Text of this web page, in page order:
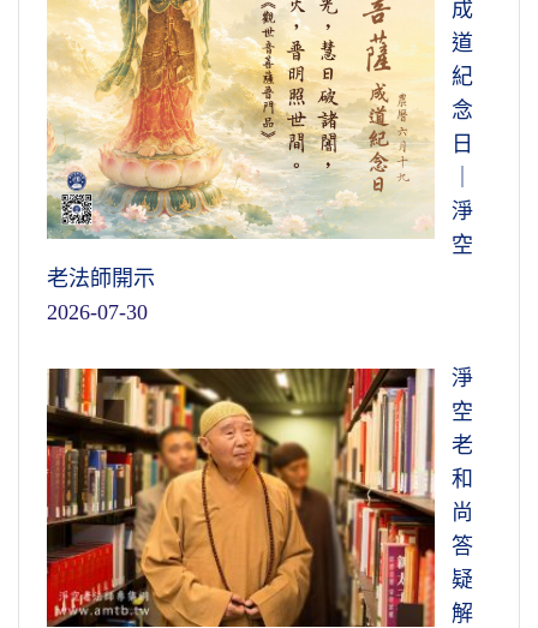
成
道
紀
念
日
淨
空
老法師開示
2026-07-30
淨
空
老
和
尚
答
疑
解